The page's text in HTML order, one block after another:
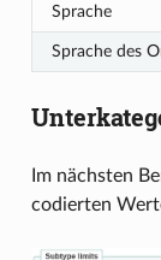
Sprache
Sprache des
Im nächsten
codierten